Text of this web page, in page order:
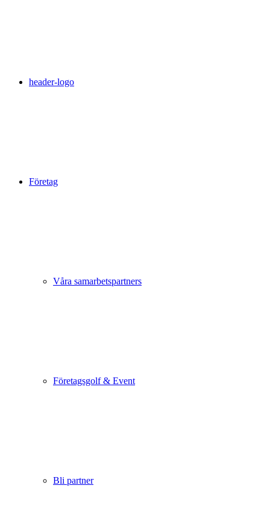
header-logo
Företag
Våra samarbetspartners
Företagsgolf & Event
Bli partner